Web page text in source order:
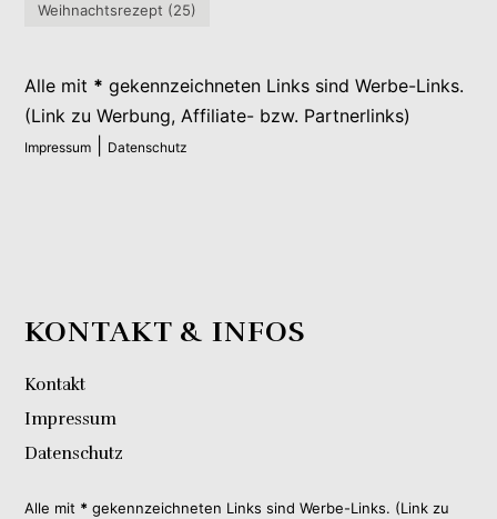
Weihnachtsrezept (25)
Alle mit * gekennzeichneten Links sind Werbe-Links.
(Link zu Werbung, Affiliate- bzw. Partnerlinks)
Impressum Datenschutz
KONTAKT & INFOS
Kontakt
Impressum
Datenschutz
Alle mit * gekennzeichneten Links sind Werbe-Links. (Link zu